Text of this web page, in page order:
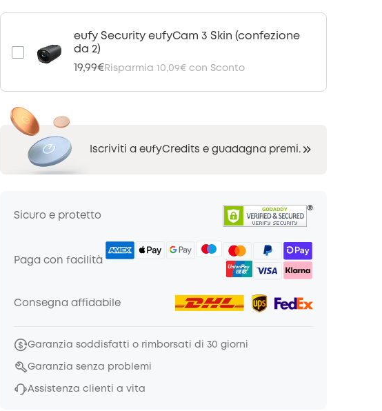
eufy Security eufyCam 3 Skin (confezione
da 2)
19,99€Risparmia 10,09€ con Sconto
Iscriviti a eufyCredits e guadagna premi.
Sicuro e protetto
Paga con facilità
Consegna affidabile
Garanzia soddisfatti o rimborsati di 30 giorni
Garanzia senza problemi
Assistenza clienti a vita